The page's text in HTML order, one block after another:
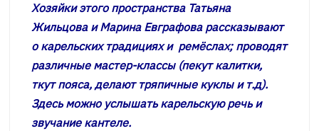
Хозяйки этого пространства Татьяна
Жильцова и Марина Евграфова рассказывают
о карельских традициях и ремёслах; проводят
различные мастер-классы (пекут калитки,
ткут пояса, делают тряпичные куклы и т.д).
Здесь можно услышать карельскую речь и
звучание кантеле.